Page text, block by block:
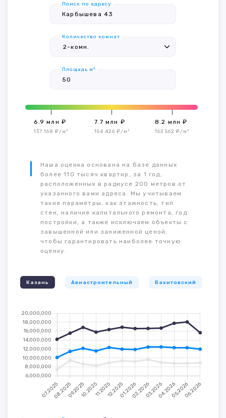
Поиск по адресу
Количество комнат
Площадь м²
6.9 млн ₽
137 168 ₽/м²
7.7 млн ₽
154 426 ₽/м²
8.2 млн ₽
163 562 ₽/м²
Наша оценка основана на базе данных
более 110 тысяч квартир, за 1 год,
расположенных в радиусе 200 метров от
указанного вами адреса. Мы учитываем
такие параметры, как этажность, тип
стен, наличие капитального ремонта, год
постройки, а также исключаем объекты с
завышенной или заниженной ценой,
чтобы гарантировать наиболее точную
оценку.
Казань Авиастроительный Вахитовский